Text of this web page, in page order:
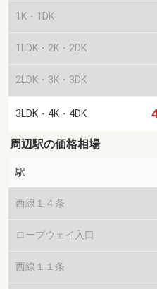
1K・1DK
1LDK・2K・2DK
2LDK・3K・3DK
3LDK・4K・4DK
周辺駅の価格相場
駅
西線１４条
ロープウェイ入口
西線１１条